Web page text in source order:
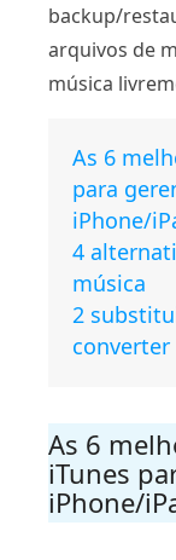
backup/
arquivos de
música
As 6
para
iPhone/
4
música
2
As 6
iTunes
iPhone/